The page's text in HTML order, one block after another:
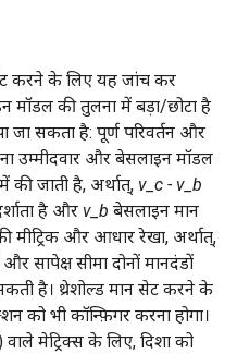
गेट करने के लिए यह जांच कर
मॉडल की तुलना में बड़ा/छोटा है
जा सकता है: पूर्ण परिवर्तन और
उम्मीदवार और बेसलाइन मॉडल
जाती है, अर्थात्, v_c - v_b
है और v_b बेसलाइन मान
मीट्रिक और आधार रेखा, अर्थात्,
सापेक्ष सीमा दोनों मानदंडों
है। थ्रेशोल्ड मान सेट करने के
को भी कॉन्फ़िगर करना होगा।
मेट्रिक्स के लिए, दिशा को